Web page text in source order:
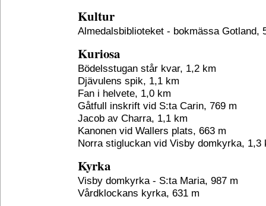
Kultur
Almedalsbiblioteket - bokmässa Gotland,
Kuriosa
Bödelsstugan står kvar, 1,2 km
Djävulens spik, 1,1 km
Fan i helvete, 1,0 km
Gåtfull inskrift vid S:ta Carin, 769 m
Jacob av Charra, 1,1 km
Kanonen vid Wallers plats, 663 m
Norra stigluckan vid Visby domkyrka, 1,3
Kyrka
Visby domkyrka - S:ta Maria, 987 m
Vårdklockans kyrka, 631 m